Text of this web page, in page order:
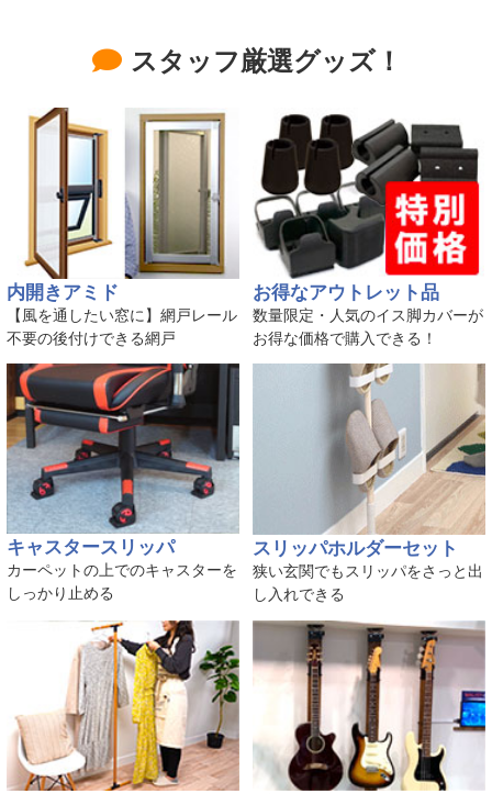
スタッフ厳選グッズ！
内開きアミド
【風を通したい窓に】網戸レール
不要の後付けできる網戸
お得なアウトレット品
数量限定・人気のイス脚カバーが
お得な価格で購入できる！
キャスタースリッパ
カーペットの上でのキャスターを
しっかり止める
スリッパホルダーセット
狭い玄関でもスリッパをさっと出
し入れできる